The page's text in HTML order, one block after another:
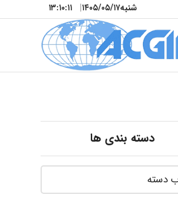
شنبه۱۴۰۵/۰۵/۱۷| ۱۳:۱۰:۱۳
دسته بندی ها